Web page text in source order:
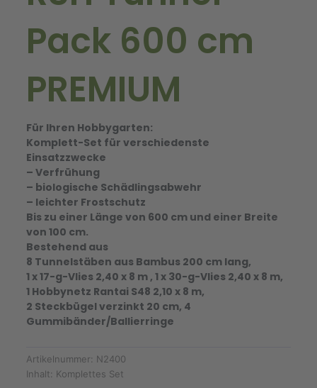
Pack 600 cm
PREMIUM
Für Ihren Hobbygarten:
Komplett-Set für verschiedenste
Einsatzzwecke
– Verfrühung
– biologische Schädlingsabwehr
– leichter Frostschutz
Bis zu einer Länge von 600 cm und einer Breite
von 100 cm.
Bestehend aus
8 Tunnelstäben aus Bambus 200 cm lang,
1 x 17-g-Vlies 2,40 x 8 m , 1 x 30-g-Vlies 2,40 x 8 m,
1 Hobbynetz Rantai S48 2,10 x 8 m,
2 Steckbügel verzinkt 20 cm, 4
Gummibänder/Ballierringe
Artikelnummer: N2400
Inhalt: Komplettes Set